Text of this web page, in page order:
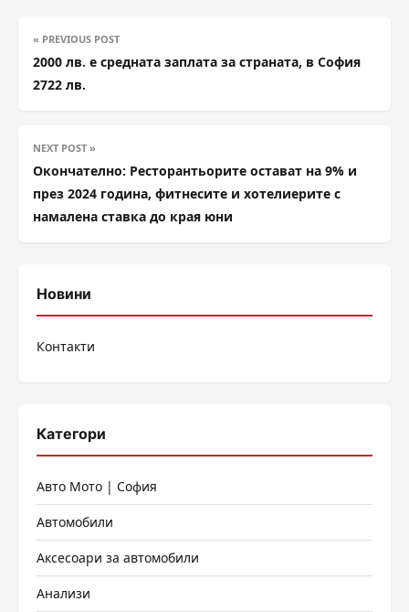
« PREVIOUS POST
2000 лв. е средната заплата за страната, в София
2722 лв.
NEXT POST »
Окончателно: Ресторантьорите остават на 9% и
през 2024 година, фитнесите и хотелиерите с
намалена ставка до края юни
Новини
Контакти
Категори
Авто Мото | София
Автомобили
Аксесоари за автомобили
Анализи